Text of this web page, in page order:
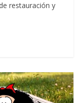
restauración y